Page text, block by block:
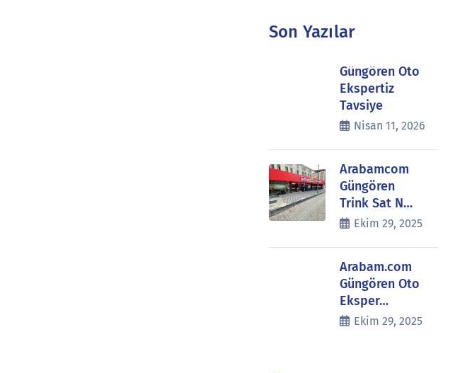
Son Yazılar
Güngören Oto
Ekspertiz
Tavsiye
Nisan 11, 2026
Arabamcom
Güngören
Trink Sat N…
Ekim 29, 2025
Arabam.com
Güngören Oto
Eksper…
Ekim 29, 2025